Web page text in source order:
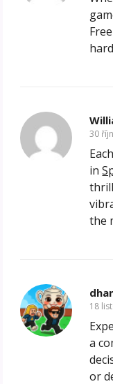
30
in
the
18
a
or